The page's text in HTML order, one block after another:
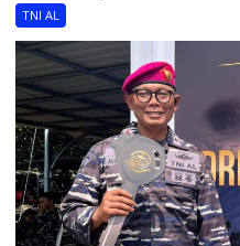
TNI AL